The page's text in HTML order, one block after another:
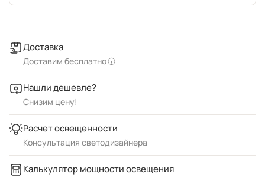
Доставка
Доставим бесплатно
Нашли дешевле?
Снизим цену!
Расчет освещенности
Консультация светодизайнера
Калькулятор мощности освещения